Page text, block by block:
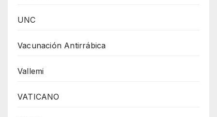
UNC
Vacunación Antirrábica
Vallemi
VATICANO